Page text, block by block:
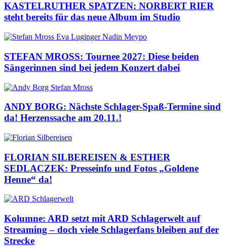
KASTELRUTHER SPATZEN: NORBERT RIER
steht bereits für das neue Album im Studio
STEFAN MROSS: Tournee 2027: Diese beiden
Sängerinnen sind bei jedem Konzert dabei
ANDY BORG: Nächste Schlager-Spaß-Termine sind
da! Herzenssache am 20.11.!
FLORIAN SILBEREISEN & ESTHER
SEDLACZEK: Presseinfo und Fotos „Goldene
Henne“ da!
Kolumne: ARD setzt mit ARD Schlagerwelt auf
Streaming – doch viele Schlagerfans bleiben auf der
Strecke